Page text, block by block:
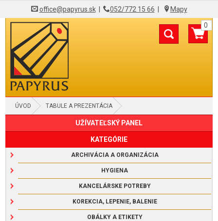
office@papyrus.sk| 052/772 15 66 Mapy
0
ÚVOD TABULE A PREZENTÁCIA
MAGNETICKÉ PÁSKY A VRECKÁUŽÍVATEĽSKÝ PANEL
KATEGÓRIE
ARCHIVÁCIA A ORGANIZÁCIA
HYGIENA
KANCELÁRSKE POTREBY
KOREKCIA, LEPENIE, BALENIE
OBÁLKY A ETIKETY